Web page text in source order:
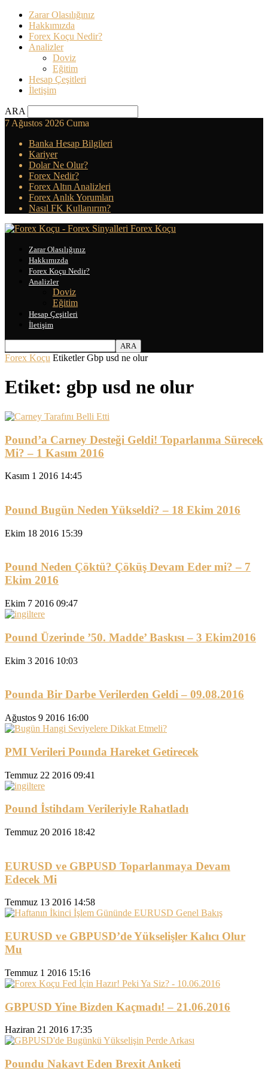
Zarar Olasılığınız
Hakkımızda
Forex Koçu Nedir?
Analizler
Doviz
Eğitim
Hesap Çeşitleri
İletişim
ARA
7 Ağustos 2026 Cuma
Banka Hesap Bilgileri
Kariyer
Dolar Ne Olur?
Forex Nedir?
Forex Altın Analizleri
Forex Anlık Yorumları
Nasıl FK Kullanırım?
Forex Koçu
Zarar Olasılığınız
Hakkımızda
Forex Koçu Nedir?
Analizler
Doviz
Eğitim
Hesap Çeşitleri
İletişim
Forex Koçu Etiketler Gbp usd ne olur
Etiket: gbp usd ne olur
Pound’a Carney Desteği Geldi! Toparlanma Sürecek
Mi? – 1 Kasım 2016
Kasım 1 2016 14:45
Pound Bugün Neden Yükseldi? – 18 Ekim 2016
Ekim 18 2016 15:39
Pound Neden Çöktü? Çöküş Devam Eder mi? – 7
Ekim 2016
Ekim 7 2016 09:47
Pound Üzerinde ’50. Madde’ Baskısı – 3 Ekim2016
Ekim 3 2016 10:03
Pounda Bir Darbe Verilerden Geldi – 09.08.2016
Ağustos 9 2016 16:00
PMI Verileri Pounda Hareket Getirecek
Temmuz 22 2016 09:41
Pound İstihdam Verileriyle Rahatladı
Temmuz 20 2016 18:42
EURUSD ve GBPUSD Toparlanmaya Devam
Edecek Mi
Temmuz 13 2016 14:58
EURUSD ve GBPUSD’de Yükselişler Kalıcı Olur
Mu
Temmuz 1 2016 15:16
GBPUSD Yine Bizden Kaçmadı! – 21.06.2016
Haziran 21 2016 17:35
Poundu Nakavt Eden Brexit Anketi